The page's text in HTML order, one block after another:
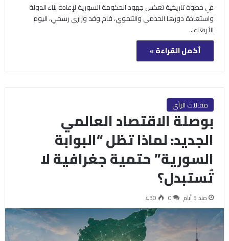
في خطوة تاريخية تعكس جهود الحكومة السورية لإعادة بناء الدولة
واستعادة دورها الخدمي والتنموي، قام وفد وزاري رسمي، اليوم
الأربعاء…
أكمل القراءة »
مقالات الرأي
بوصلة الاقتصاد العالمي
الجديد: لماذا تظل “البوابة
السورية” حتمية جغرافية لا
تُستبدل؟
منذ 5 أيام 0
430